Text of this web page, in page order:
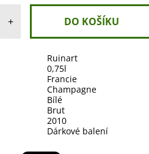
+
Ruinart
0,75l
Francie
Champagne
Bílé
Brut
2010
Dárkové balení